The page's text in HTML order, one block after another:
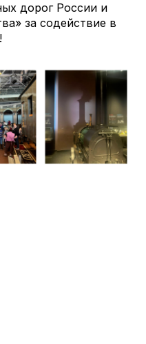
дорог России и
за содействие в